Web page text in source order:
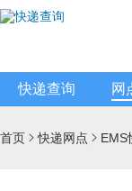
快递查询 网
首页 快递网点  EMS